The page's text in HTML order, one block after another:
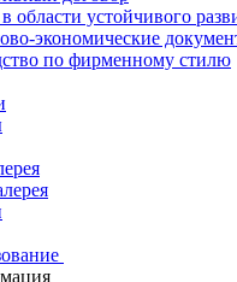
области устойчивого
экономические
по фирменному стилю